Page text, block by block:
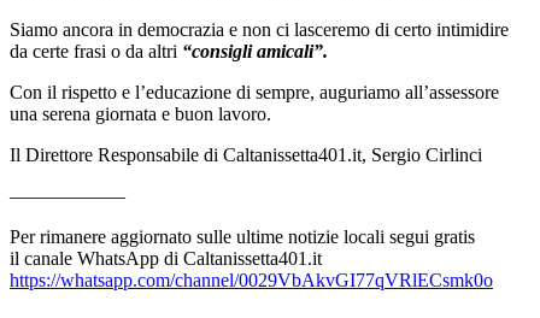
Siamo ancora in democrazia e non ci lasceremo di certo intimidire
da certe frasi o da altri “consigli amicali”.
Con il rispetto e l’educazione di sempre, auguriamo all’assessore
una serena giornata e buon lavoro.
Il Direttore Responsabile di Caltanissetta401.it, Sergio Cirlinci
——————
Per rimanere aggiornato sulle ultime notizie locali segui gratis
il canale WhatsApp di Caltanissetta401.it
https://whatsapp.com/channel/0029VbAkvGI77qVRlECsmk0o